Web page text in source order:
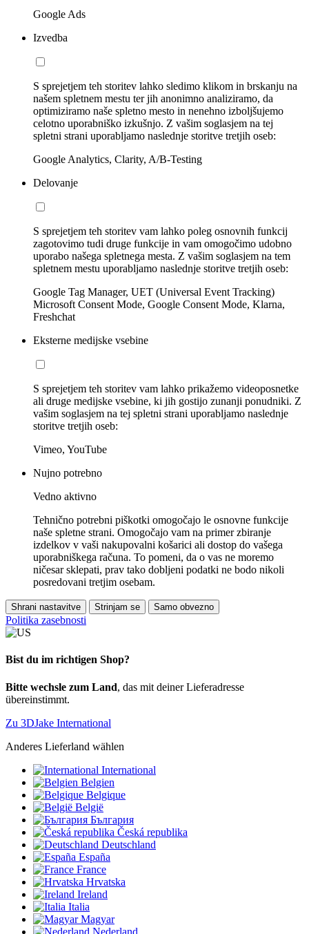
Google Ads
Izvedba
S sprejetjem teh storitev lahko sledimo klikom in brskanju na
našem spletnem mestu ter jih anonimno analiziramo, da
optimiziramo naše spletno mesto in nenehno izboljšujemo
celotno uporabniško izkušnjo. Z vašim soglasjem na tej
spletni strani uporabljamo naslednje storitve tretjih oseb:
Google Analytics, Clarity, A/B-Testing
Delovanje
S sprejetjem teh storitev vam lahko poleg osnovnih funkcij
zagotovimo tudi druge funkcije in vam omogočimo udobno
uporabo našega spletnega mesta. Z vašim soglasjem na tem
spletnem mestu uporabljamo naslednje storitve tretjih oseb:
Google Tag Manager, UET (Universal Event Tracking)
Microsoft Consent Mode, Google Consent Mode, Klarna,
Freshchat
Eksterne medijske vsebine
S sprejetjem teh storitev vam lahko prikažemo videoposnetke
ali druge medijske vsebine, ki jih gostijo zunanji ponudniki. Z
vašim soglasjem na tej spletni strani uporabljamo naslednje
storitve tretjih oseb:
Vimeo, YouTube
Nujno potrebno
Vedno aktivno
Tehnično potrebni piškotki omogočajo le osnovne funkcije
naše spletne strani. Omogočajo vam na primer zbiranje
izdelkov v vaši nakupovalni košarici ali dostop do vašega
uporabniškega računa. To pomeni, da o vas ne moremo
ničesar sklepati, prav tako dobljeni podatki ne bodo nikoli
posredovani tretjim osebam.
Shrani nastavitve Strinjam se Samo obvezno
Politika zasebnosti
Bist du im richtigen Shop?
Bitte wechsle zum Land, das mit deiner Lieferadresse
übereinstimmt.
Zu 3DJake International
Anderes Lieferland wählen
International
Belgien
Belgique
België
България
Česká republika
Deutschland
España
France
Hrvatska
Ireland
Italia
Magyar
Nederland